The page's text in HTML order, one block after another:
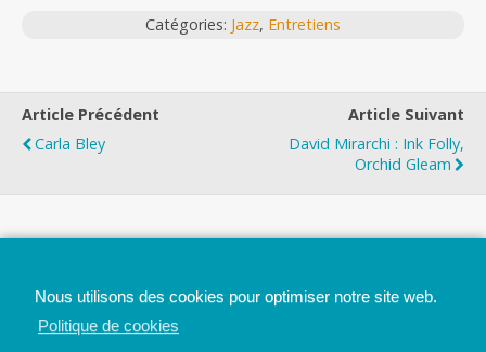
Catégories: Jazz, Entretiens
Article Précédent
Carla Bley
Article Suivant
David Mirarchi : Ink Folly,
Orchid Gleam
Nous utilisons des cookies pour optimiser notre site web.
Politique de cookies